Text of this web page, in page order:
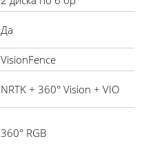
Да
VisionFence
NRTK + 360° Vision + VIO
360° RGB